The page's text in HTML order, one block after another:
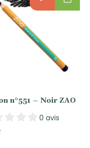
n°551 – Noir ZAO
0 avis